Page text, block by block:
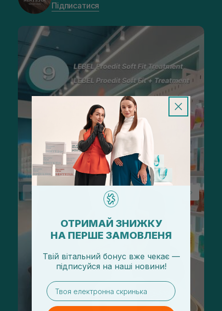
Підписатися
ОТРИМАЙ ЗНИЖКУ
НА ПЕРШЕ ЗАМОВЛЕНЯ
Твій вітальний бонус вже чекає —
підписуйся на наші новини!
email